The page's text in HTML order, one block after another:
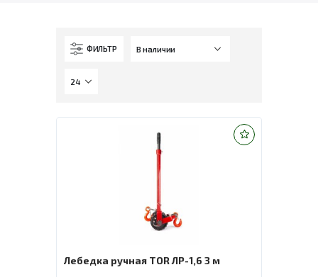
ФИЛЬТР
Лебедка ручная TOR ЛР-1,6 3 м